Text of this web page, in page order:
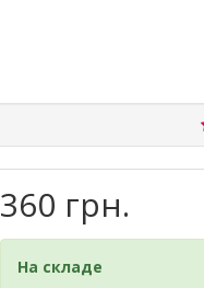
360 грн.
На складе